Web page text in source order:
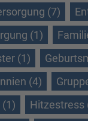
(7)
(1)
(1)
(4)
Hitzestress